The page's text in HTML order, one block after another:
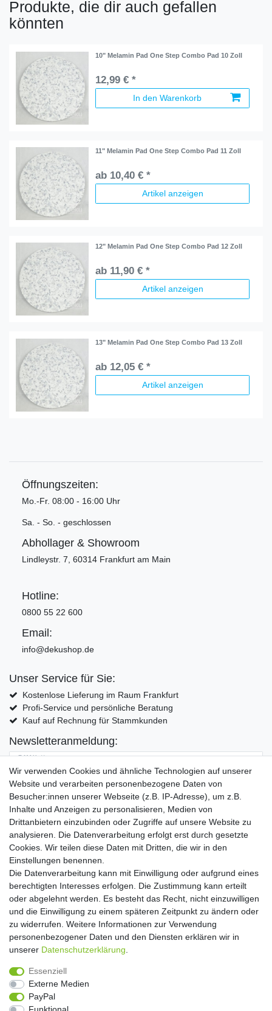
Produkte, die dir auch gefallen
könnten
10" Melamin Pad One Step Combo Pad 10 Zoll
12,99 € *
In den Warenkorb
11" Melamin Pad One Step Combo Pad 11 Zoll
ab 10,40 € *
Artikel anzeigen
12" Melamin Pad One Step Combo Pad 12 Zoll
ab 11,90 € *
Artikel anzeigen
13" Melamin Pad One Step Combo Pad 13 Zoll
ab 12,05 € *
Artikel anzeigen
Öffnungszeiten:
Mo.-Fr. 08:00 - 16:00 Uhr
Sa. - So. - geschlossen
Abhollager & Showroom
Lindleystr. 7, 60314 Frankfurt am Main
Hotline:
0800 55 22 600
Email:
info@dekushop.de
Unser Service für Sie:
Kostenlose Lieferung im Raum Frankfurt
Profi-Service und persönliche Beratung
Kauf auf Rechnung für Stammkunden
Newsletteranmeldung:
E-MAIL **
Hiermit bestätige ich, dass ich die Daten­schutz­erklärung
Einwilligung kann ich jederzeit widerrufen.**
Abonnieren
** Hierbei handelt es sich um ein Pflichtfeld.
Widerrufs­recht Widerrufs­formular Impressum
Daten­schutz­erklärung AGB Kontakt
Wir verwenden Cookies und ähnliche Technologien auf unserer
Website und verarbeiten personenbezogene Daten von
Besucher:innen unserer Webseite (z.B. IP-Adresse), um z.B.
Inhalte und Anzeigen zu personalisieren, Medien von
Drittanbietern einzubinden oder Zugriffe auf unsere Website zu
analysieren. Die Datenverarbeitung erfolgt erst durch gesetzte
Cookies. Wir teilen diese Daten mit Dritten, die wir in den
Einstellungen benennen.
Die Datenverarbeitung kann mit Einwilligung oder aufgrund eines
berechtigten Interesses erfolgen. Die Zustimmung kann erteilt
oder abgelehnt werden. Es besteht das Recht, nicht einzuwilligen
und die Einwilligung zu einem späteren Zeitpunkt zu ändern oder
zu widerrufen. Weitere Informationen zur Verwendung
personenbezogener Daten und den Diensten erklären wir in
unserer Daten­schutz­erklärung
Essenziell
Externe Medien
PayPal
Copyright 2016 | Dekushop.de | Alle Rechte vorbehalten. |
Angebote gelten nur für Industrie, Handel, Handwerk und